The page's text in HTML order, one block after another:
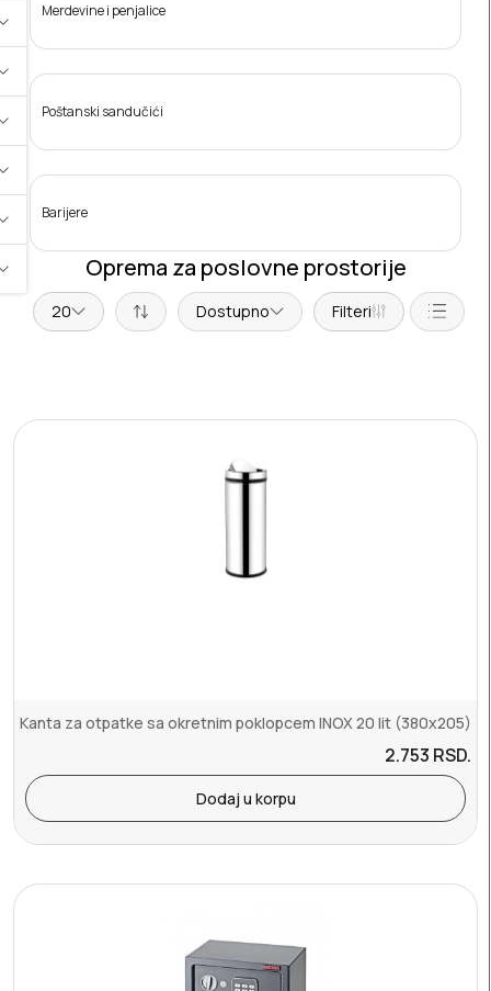
Merdevine i penjalice
Poštanski sandučići
Barijere
Oprema za poslovne prostorije
20 Dostupno Filteri
Kanta za otpatke sa okretnim poklopcem INOX 20 lit (380x205)
2.753 RSD.
Dodaj u korpu